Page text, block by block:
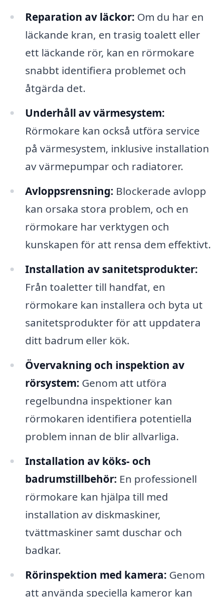
Reparation av läckor: Om du har en
läckande kran, en trasig toalett eller
ett läckande rör, kan en rörmokare
snabbt identifiera problemet och
åtgärda det.
Underhåll av värmesystem:
Rörmokare kan också utföra service
på värmesystem, inklusive installation
av värmepumpar och radiatorer.
Avloppsrensning: Blockerade avlopp
kan orsaka stora problem, och en
rörmokare har verktygen och
kunskapen för att rensa dem effektivt.
Installation av sanitetsprodukter:
Från toaletter till handfat, en
rörmokare kan installera och byta ut
sanitetsprodukter för att uppdatera
ditt badrum eller kök.
Övervakning och inspektion av
rörsystem: Genom att utföra
regelbundna inspektioner kan
rörmokaren identifiera potentiella
problem innan de blir allvarliga.
Installation av köks- och
badrumstillbehör: En professionell
rörmokare kan hjälpa till med
installation av diskmaskiner,
tvättmaskiner samt duschar och
badkar.
Rörinspektion med kamera: Genom
att använda speciella kameror kan